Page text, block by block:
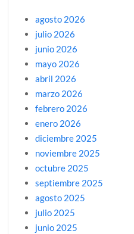
agosto 2026
julio 2026
junio 2026
mayo 2026
abril 2026
marzo 2026
febrero 2026
enero 2026
diciembre 2025
noviembre 2025
octubre 2025
septiembre 2025
agosto 2025
julio 2025
junio 2025